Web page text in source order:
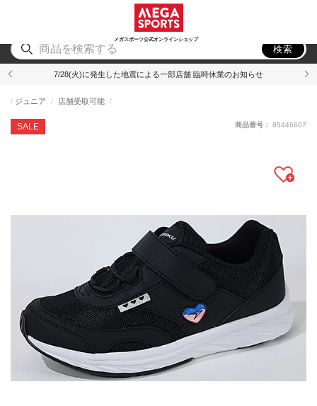
メガスポーツ公式オンラインショップ
アウトドア
検索
7/28(火)に発生した地震による一部店舗 臨時休業のお知らせ
SALE
ジュニア 店舗受取可能
商品番号： 85446607